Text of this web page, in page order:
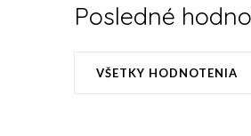
Posledné
VŠETKY HODNOTENIA